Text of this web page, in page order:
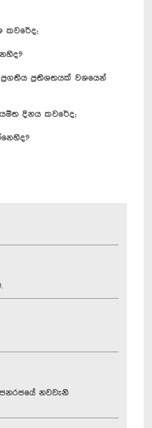
කවරේද;
ප්‍රතිශතයක් වශයෙන්
දිනය කවරේද;
ජනරජයේ නවවැනි